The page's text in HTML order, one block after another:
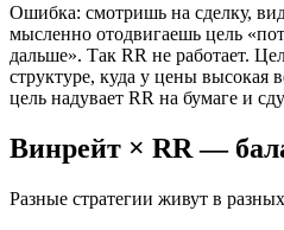
Ошибка: смотришь на сделку,
мысленно отодвигаешь цель
дальше». Так RR не работает.
структуре, куда у цены высокая
цель надувает RR на бумаге и
Винрейт × RR —
Разные стратегии живут в